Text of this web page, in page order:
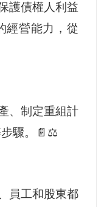
護債權人利益
經營能力，從
、制定重組計
步驟。📄⚖️
員工和股東都